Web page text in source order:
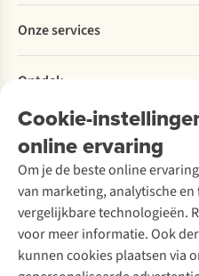
Cookie-
online ervaring
Om je de beste online
van marketing, analytische
vergelijkbare technologieën.
voor meer informatie. Ook
kunnen cookies plaatsen via
Betalen
Levering
Retourneren
Bestelling herroepen
Garantie
Contact
Explore More
Verantwoord ondernemen
Over Ayacucho
Onze winkels
Over A.S.Adventure
Toegankelijkheidsverklaring
Onze services
Ski-onderhoud
Wasservice
Schoenonderhoud
Schoenherstelling
Kledingherstelling
Retouches
Voor bedrijven
Ontdek
A.S.Magazine
Podcast
Explore Academy
Explore Camp
Gear Check
Inspiratie & advies
Meld je aan voor de